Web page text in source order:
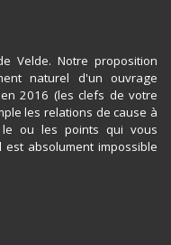
Velde. Notre proposition
naturel d'un ouvrage
2016 (les clefs de votre
les relations de cause à
ou les points qui vous
est absolument impossible